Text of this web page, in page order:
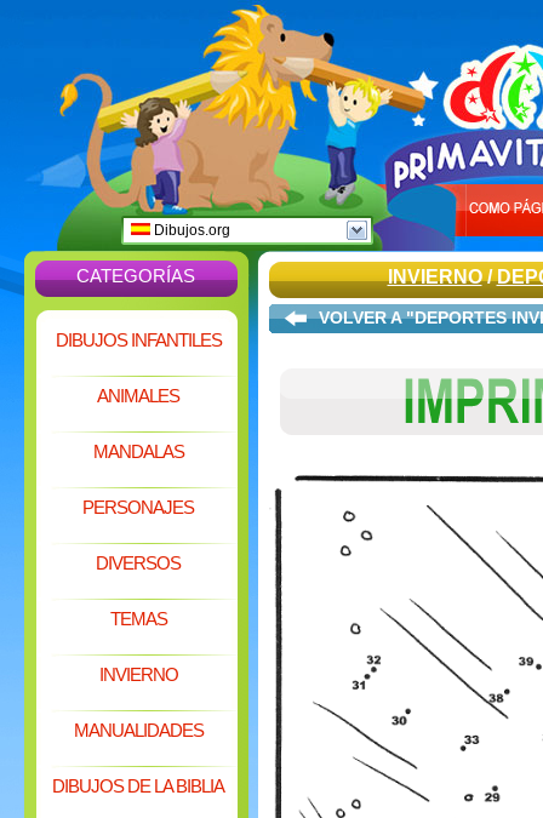
Dibujos.org
CATEGORÍAS
DIBUJOS INFANTILES
ANIMALES
MANDALAS
PERSONAJES
DIVERSOS
TEMAS
INVIERNO
MANUALIDADES
DIBUJOS DE LA BIBLIA
INVIERNO/
VOLVER A "DEPORTES